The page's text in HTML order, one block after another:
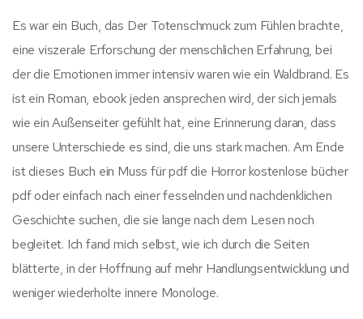
Es war ein Buch, das Der Totenschmuck zum Fühlen brachte,
eine viszerale Erforschung der menschlichen Erfahrung, bei
der die Emotionen immer intensiv waren wie ein Waldbrand. Es
ist ein Roman, ebook jeden ansprechen wird, der sich jemals
wie ein Außenseiter gefühlt hat, eine Erinnerung daran, dass
unsere Unterschiede es sind, die uns stark machen. Am Ende
ist dieses Buch ein Muss für pdf die Horror kostenlose bücher
pdf oder einfach nach einer fesselnden und nachdenklichen
Geschichte suchen, die sie lange nach dem Lesen noch
begleitet. Ich fand mich selbst, wie ich durch die Seiten
blätterte, in der Hoffnung auf mehr Handlungsentwicklung und
weniger wiederholte innere Monologe.